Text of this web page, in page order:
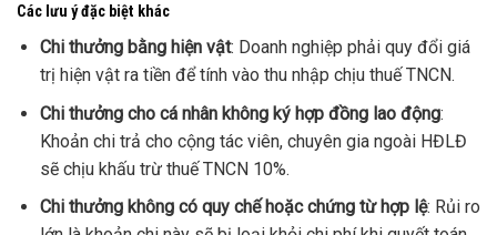
Các lưu ý đặc biệt khác
Chi thưởng bằng hiện vật: Doanh nghiệp phải quy đổi giá
trị hiện vật ra tiền để tính vào thu nhập chịu thuế TNCN.
Chi thưởng cho cá nhân không ký hợp đồng lao động:
Khoản chi trả cho cộng tác viên, chuyên gia ngoài HĐLĐ
sẽ chịu khấu trừ thuế TNCN 10%.
Chi thưởng không có quy chế hoặc chứng từ hợp lệ: Rủi ro